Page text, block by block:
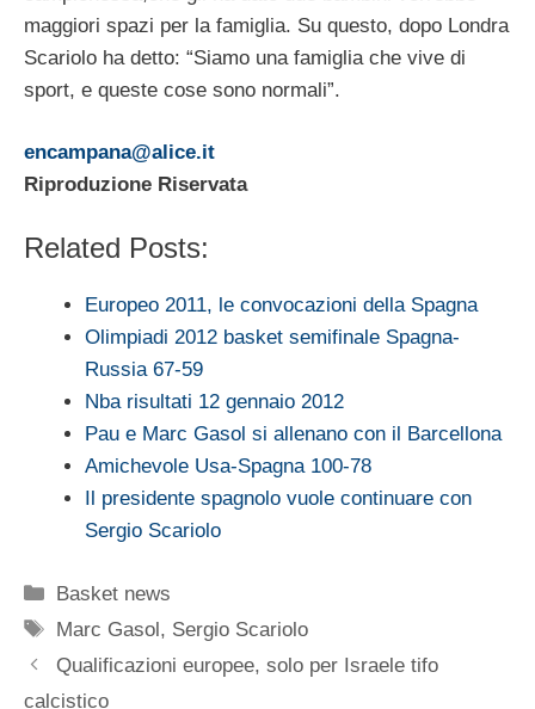
maggiori spazi per la famiglia. Su questo, dopo Londra
Scariolo ha detto: “Siamo una famiglia che vive di
sport, e queste cose sono normali”.
encampana@alice.it
Riproduzione Riservata
Related Posts:
Europeo 2011, le convocazioni della Spagna
Olimpiadi 2012 basket semifinale Spagna-
Russia 67-59
Nba risultati 12 gennaio 2012
Pau e Marc Gasol si allenano con il Barcellona
Amichevole Usa-Spagna 100-78
Il presidente spagnolo vuole continuare con
Sergio Scariolo
Categorie
Basket news
Tag
Marc Gasol , Sergio Scariolo
Qualificazioni europee, solo per Israele tifo
calcistico